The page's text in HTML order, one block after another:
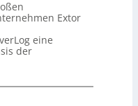
Extor
eine
der